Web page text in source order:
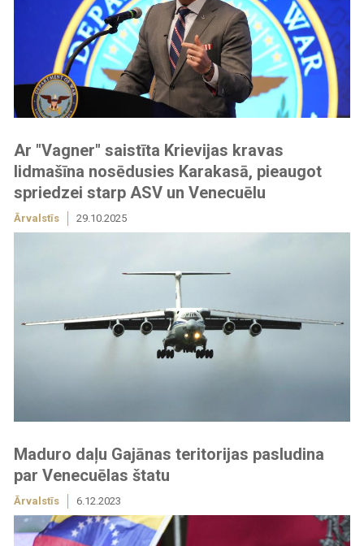
Ar "Vagner" saistīta Krievijas kravas
lidmašīna nosēdusies Karakasā, pieaugot
spriedzei starp ASV un Venecuēlu
Ārvalstīs 29.10.2025
Maduro daļu Gajānas teritorijas pasludina
par Venecuēlas štatu
Ārvalstīs 6.12.2023